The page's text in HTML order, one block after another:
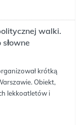
walki.
krótką
Obiekt,
lekkoatletów i